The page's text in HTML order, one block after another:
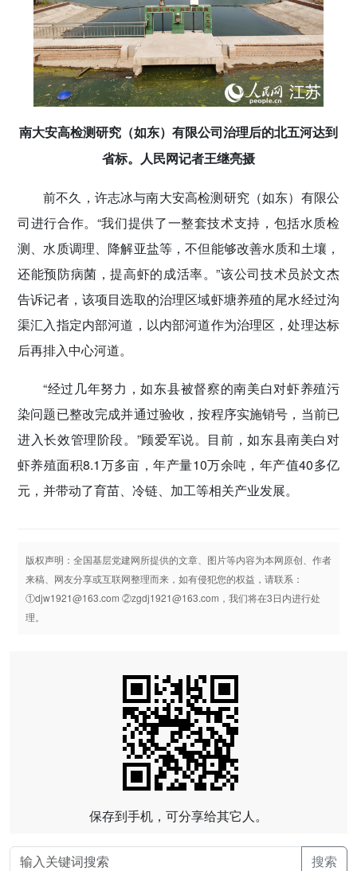
南大安高检测研究（如东）有限公司治理后的北五河达到
省标。人民网记者王继亮摄
前不久，许志冰与南大安高检测研究（如东）有限公
司进行合作。“我们提供了一整套技术支持，包括水质检
测、水质调理、降解亚盐等，不但能够改善水质和土壤，
还能预防病菌，提高虾的成活率。”该公司技术员於文杰
告诉记者，该项目选取的治理区域虾塘养殖的尾水经过沟
渠汇入指定内部河道，以内部河道作为治理区，处理达标
后再排入中心河道。
“经过几年努力，如东县被督察的南美白对虾养殖污
染问题已整改完成并通过验收，按程序实施销号，当前已
进入长效管理阶段。”顾爱军说。目前，如东县南美白对
虾养殖面积8.1万多亩，年产量10万余吨，年产值40多亿
元，并带动了育苗、冷链、加工等相关产业发展。
版权声明：全国基层党建网所提供的文章、图片等内容为本网原创、作者
来稿、网友分享或互联网整理而来，如有侵犯您的权益，请联系：
①djw1921@163.com ②zgdj1921@163.com，我们将在3日内进行处
理。
保存到手机，可分享给其它人。
搜索